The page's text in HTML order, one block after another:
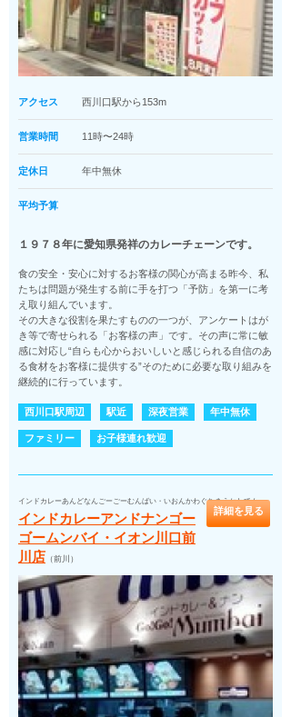
アクセス 西川口駅から153m
営業時間 11時〜24時
定休日 年中無休
平均予算
１９７８年に愛知県発祥のカレーチェーンです。
食の安全・安心に対するお客様の関心が高まる昨今、私
たちは問題が発生する前に手を打つ「予防」を第一に考
え取り組んでいます。
その大きな役割を果たすものの一つが、アンケートはが
き等で寄せられる「お客様の声」です。その声に常に敏
感に対応し“自らも心からおいしいと感じられる自信のあ
る食材をお客様に提供する”そのために必要な取り組みを
継続的に行っています。
西川口駅周辺 駅近 深夜営業 年中無休
ファミリー お子様連れ歓迎
インドカレーあんどなんごーごーむんばい・いおんかわぐちまえかわてん
インドカレーアンドナンゴー
ゴームンバイ・イオン川口前
川店 （前川）
詳細を見る